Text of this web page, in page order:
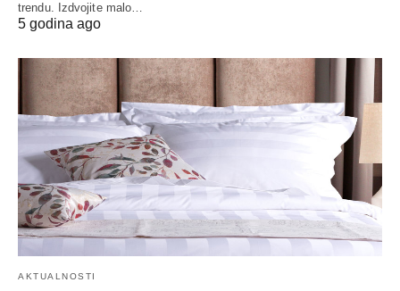
trendu. Izdvojite malo…
5 godina ago
AKTUALNOSTI